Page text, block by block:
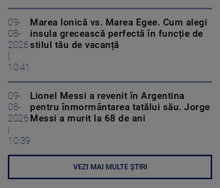
09-
08-
2026
|
10:41
Marea Ionică vs. Marea Egee. Cum alegi
insula grecească perfectă în funcție de
stilul tău de vacanță
09-
08-
2026
|
10:39
Lionel Messi a revenit în Argentina
pentru înmormântarea tatălui său. Jorge
Messi a murit la 68 de ani
VEZI MAI MULTE ȘTIRI